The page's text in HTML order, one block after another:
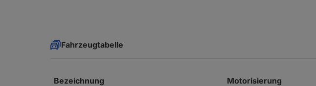
Fahrzeugtabelle
Bezeichnung Motorisierung